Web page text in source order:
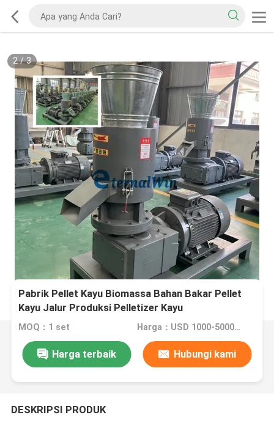
2/3
Pabrik Pellet Kayu Biomassa Bahan Bakar Pellet
Kayu Jalur Produksi Pelletizer Kayu
MOQ：1 set Harga：USD 1000-5000set
Harga terbaik Hubungi kami
DESKRIPSI PRODUK